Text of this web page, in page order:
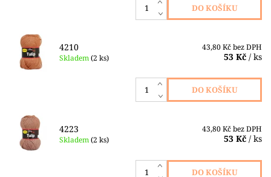
4210
Skladem(2 ks)
43,80 Kč bez DPH
53 Kč / ks
4223
Skladem(2 ks)
43,80 Kč bez DPH
53 Kč / ks